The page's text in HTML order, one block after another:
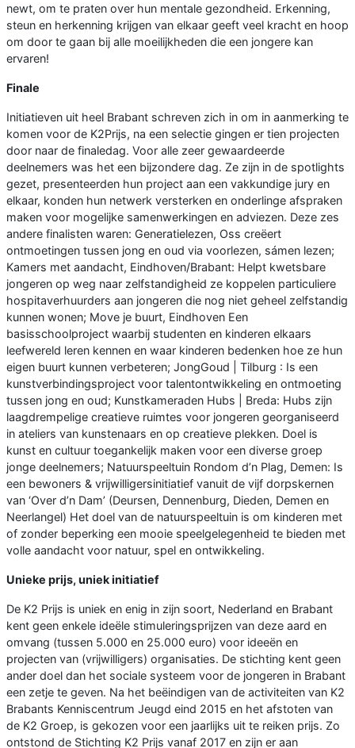
newt, om te praten over hun mentale gezondheid. Erkenning,
steun en herkenning krijgen van elkaar geeft veel kracht en hoop
om door te gaan bij alle moeilijkheden die een jongere kan
ervaren!
Finale
Initiatieven uit heel Brabant schreven zich in om in aanmerking te
komen voor de K2Prijs, na een selectie gingen er tien projecten
door naar de finaledag. Voor alle zeer gewaardeerde
deelnemers was het een bijzondere dag. Ze zijn in de spotlights
gezet, presenteerden hun project aan een vakkundige jury en
elkaar, konden hun netwerk versterken en onderlinge afspraken
maken voor mogelijke samenwerkingen en adviezen. Deze zes
andere finalisten waren: Generatielezen, Oss creëert
ontmoetingen tussen jong en oud via voorlezen, sámen lezen;
Kamers met aandacht, Eindhoven/Brabant: Helpt kwetsbare
jongeren op weg naar zelfstandigheid ze koppelen particuliere
hospitaverhuurders aan jongeren die nog niet geheel zelfstandig
kunnen wonen; Move je buurt, Eindhoven Een
basisschoolproject waarbij studenten en kinderen elkaars
leefwereld leren kennen en waar kinderen bedenken hoe ze hun
eigen buurt kunnen verbeteren; JongGoud | Tilburg : Is een
kunstverbindingsproject voor talentontwikkeling en ontmoeting
tussen jong en oud; Kunstkameraden Hubs | Breda: Hubs zijn
laagdrempelige creatieve ruimtes voor jongeren georganiseerd
in ateliers van kunstenaars en op creatieve plekken. Doel is
kunst en cultuur toegankelijk maken voor een diverse groep
jonge deelnemers; Natuurspeeltuin Rondom d’n Plag, Demen: Is
een bewoners & vrijwilligersinitiatief vanuit de vijf dorpskernen
van ‘Over d’n Dam’ (Deursen, Dennenburg, Dieden, Demen en
Neerlangel) Het doel van de natuurspeeltuin is om kinderen met
of zonder beperking een mooie speelgelegenheid te bieden met
volle aandacht voor natuur, spel en ontwikkeling.
Unieke prijs, uniek initiatief
De K2 Prijs is uniek en enig in zijn soort, Nederland en Brabant
kent geen enkele ideële stimuleringsprijzen van deze aard en
omvang (tussen 5.000 en 25.000 euro) voor ideeën en
projecten van (vrijwilligers) organisaties. De stichting kent geen
ander doel dan het sociale systeem voor de jongeren in Brabant
een zetje te geven. Na het beëindigen van de activiteiten van K2
Brabants Kenniscentrum Jeugd eind 2015 en het afstoten van
de K2 Groep, is gekozen voor een jaarlijks uit te reiken prijs. Zo
ontstond de Stichting K2 Prijs vanaf 2017 en zijn er aan